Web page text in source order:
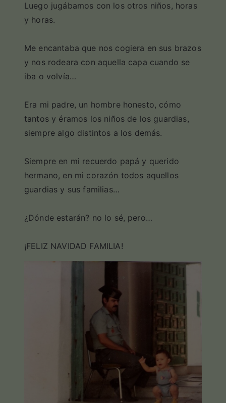
Luego jugábamos con los otros niños, horas
y horas.
Me encantaba que nos cogiera en sus brazos
y nos rodeara con aquella capa cuando se
iba o volvía…
Era mi padre, un hombre honesto, cómo
tantos y éramos los niños de los guardias,
siempre algo distintos a los demás.
Siempre en mi recuerdo papá y querido
hermano, en mi corazón todos aquellos
guardias y sus familias…
¿Dónde estarán? no lo sé, pero…
¡FELIZ NAVIDAD FAMILIA!